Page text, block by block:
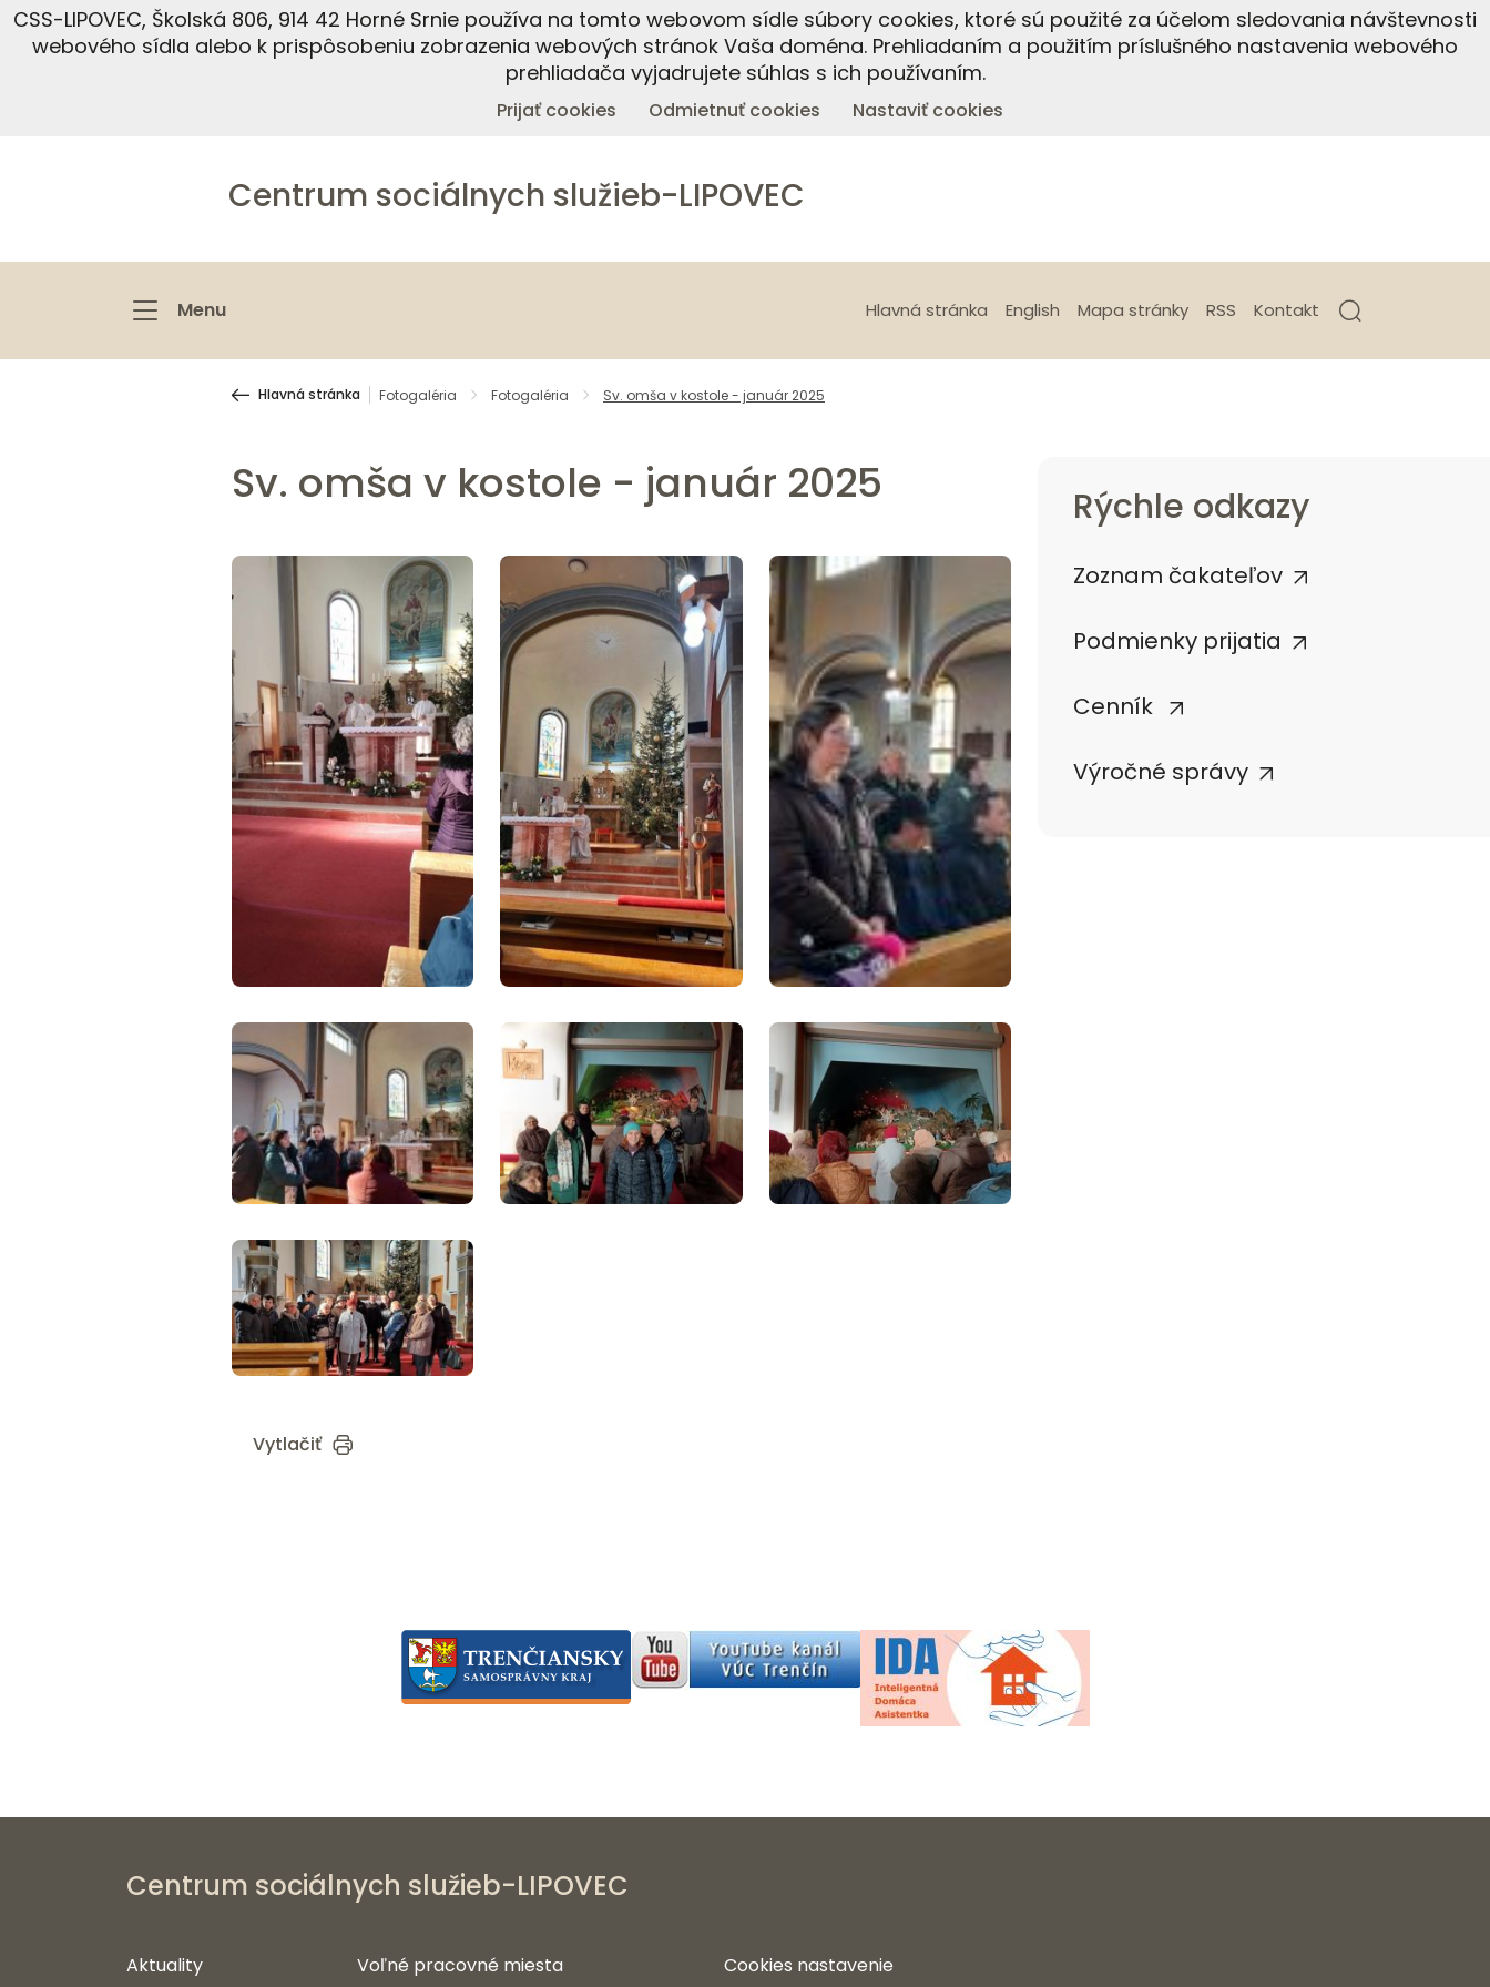
CSS-LIPOVEC, Školská 806, 914 42 Horné Srnie používa na tomto webovom sídle súbory cookies, ktoré sú použité za účelom sledovania návštevnosti
webového sídla alebo k prispôsobeniu zobrazenia webových stránok Vaša doména. Prehliadaním a použitím príslušného nastavenia webového
prehliadača vyjadrujete súhlas s ich používaním.
Prijať cookies Odmietnuť cookies Nastaviť cookies
Centrum sociálnych služieb-LIPOVEC
Menu Hlavná stránka English Mapa stránky RSS Kontakt
Hlavná stránka Fotogaléria Fotogaléria Sv. omša v kostole - január 2025
Sv. omša v kostole - január 2025
Vytlačiť
Rýchle odkazy
Zoznam čakateľov
Podmienky prijatia
Cenník
Výročné správy
Centrum sociálnych služieb-LIPOVEC
Aktuality Voľné pracovné miesta Cookies nastavenie